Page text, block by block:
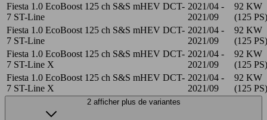
Fiesta 1.0 EcoBoost 125 ch S&S mHEV DCT-
7 ST-Line
2021/04 -
2021/09
92 KW
(125 PS)
Fiesta 1.0 EcoBoost 125 ch S&S mHEV DCT-
7 ST-Line
2021/04 -
2021/09
92 KW
(125 PS)
Fiesta 1.0 EcoBoost 125 ch S&S mHEV DCT-
7 ST-Line X
2021/04 -
2021/09
92 KW
(125 PS)
Fiesta 1.0 EcoBoost 125 ch S&S mHEV DCT-
7 ST-Line X
2021/04 -
2021/09
92 KW
(125 PS)
2 afficher plus de variantes